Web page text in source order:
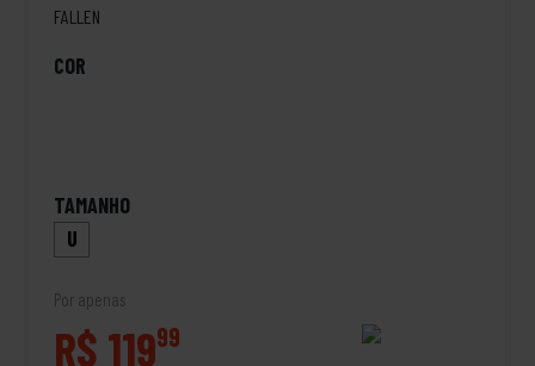
FALLEN
COR
TAMANHO
U
Por apenas
R$ 11999